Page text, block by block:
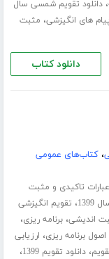
،دانلود تقویم شمسی سال
پیام های انگیزشی، مثبت
دانلود کتاب
،کتاب‌های عمومی
عبارات تاکیدی و مثبت
، تقویم انگیزشی
اندیشی،برنامه ریزی،
اصول برنامه ریزی، ارزیابی
،دانلود تقویم 1399 ،